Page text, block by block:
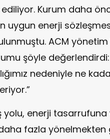
Kurum daha
uygun enerji
ACM yönetim
şöyle değerlendirdi:
nedeniyle ne
yolu, enerji tasarrufuna
fazla yönelmekten